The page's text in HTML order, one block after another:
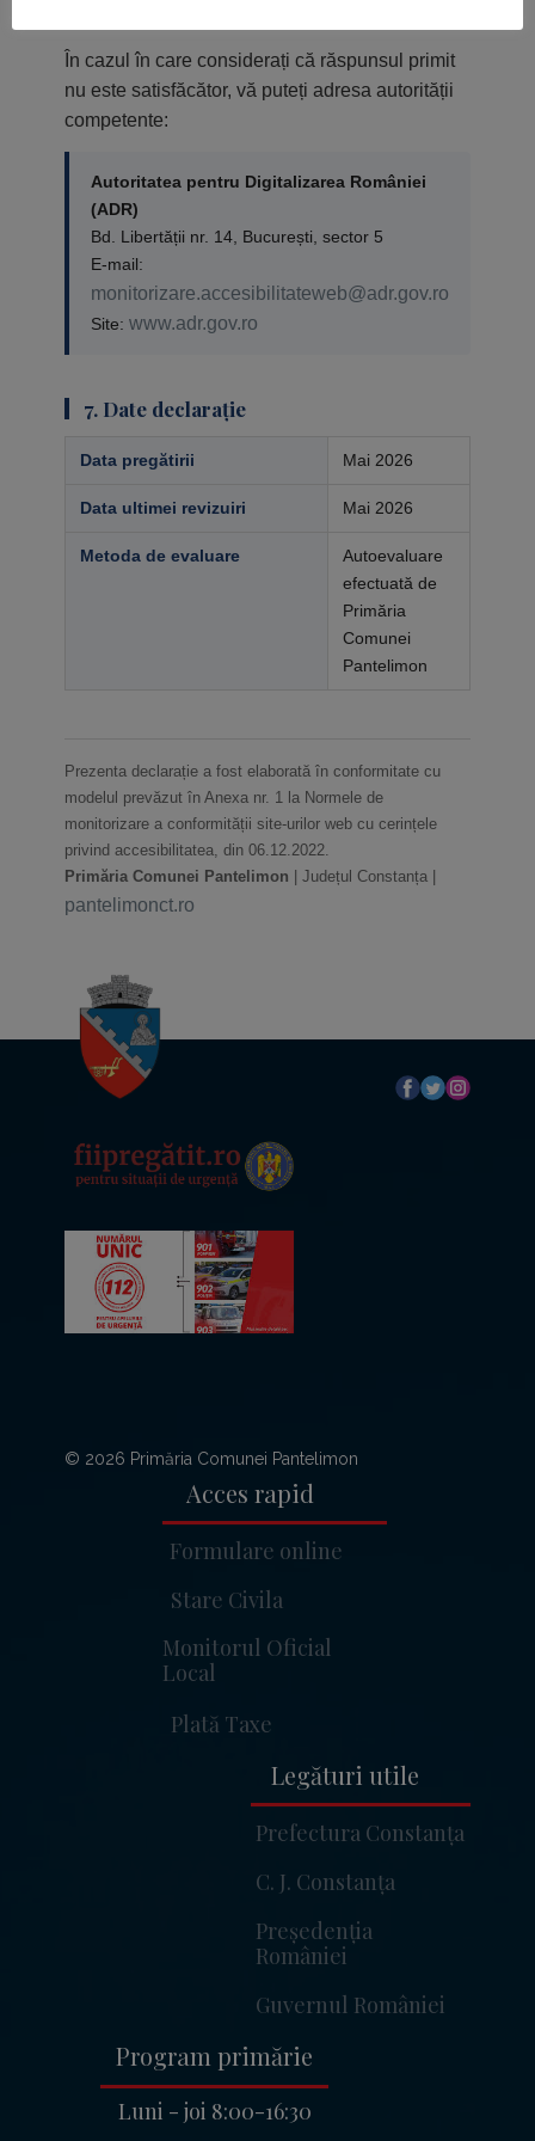
În cazul în care considerați că răspunsul primit
nu este satisfăcător, vă puteți adresa autorității
competente:
Autoritatea pentru Digitalizarea României
(ADR)
Bd. Libertății nr. 14, București, sector 5
E-mail:
monitorizare.accesibilitateweb@adr.gov.ro
Site: www.adr.gov.ro
7. Date declarație
Data pregătirii Mai 2026
Data ultimei revizuiri Mai 2026
Metoda de evaluare
Autoevaluare
efectuată de
Primăria
Comunei
Pantelimon
Prezenta declarație a fost elaborată în conformitate cu
modelul prevăzut în Anexa nr. 1 la Normele de
monitorizare a conformității site-urilor web cu cerințele
privind accesibilitatea, din 06.12.2022.
Primăria Comunei Pantelimon | Județul Constanța |
pantelimonct.ro
© 2026 Primăria Comunei Pantelimon
Acces rapid
Formulare online
Stare Civila
Monitorul Oficial
Local
Plată Taxe
Legături utile
Prefectura Constanța
C. J. Constanța
Președenția
României
Guvernul României
Program primărie
Luni - joi 8:00-16:30
Ulm – Asistent Virtual
Primaria Pantelimon
U
Buna ziua! SuntUlm , asistentul
Cum va pot ajuta astazi?
11:06